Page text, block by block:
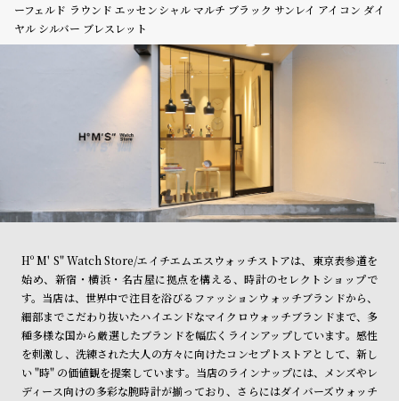
ーフェルド ラウンド エッセンシャル マルチ ブラック サンレイ アイコン ダイ
ヤル シルバー ブレスレット
Hº M' S" Watch Store/エイチエムエスウォッチストアは、東京表参道を
始め、新宿・横浜・名古屋に拠点を構える、時計のセレクトショップで
す。当店は、世界中で注目を浴びるファッションウォッチブランドから、
細部までこだわり抜いたハイエンドなマイクロウォッチブランドまで、多
種多様な国から厳選したブランドを幅広くラインアップしています。感性
を刺激し、洗練された大人の方々に向けたコンセプトストアとして、新し
い "時" の価値観を提案しています。当店のラインナップには、メンズやレ
ディース向けの多彩な腕時計が揃っており、さらにはダイバーズウォッチ